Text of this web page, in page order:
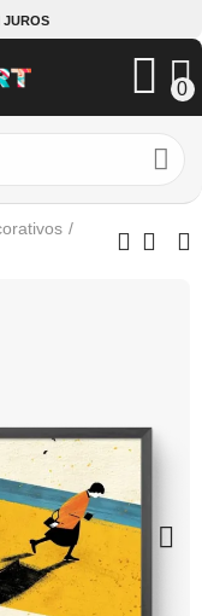
JUROS
0